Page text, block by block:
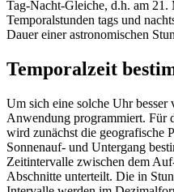
Tag-Nacht-Gleiche, d.h. am 21.
Temporalstunden tags und
Dauer einer astronomischen
Temporalzeit
Um sich eine solche Uhr besser
Anwendung programmiert. Für
wird zunächst die geografische
Sonnenauf- und Untergang
Zeitintervalle zwischen dem
Abschnitte unterteilt. Die in